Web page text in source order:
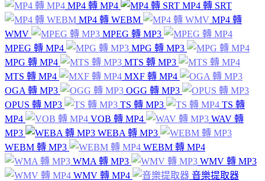
MP4 轉 MP4
MP4 轉 SRT
MP4 轉 WEBM
MP4 轉
WMV
MPEG 轉 MP3
MPEG 轉 MP4
MPG 轉 MP3
MPG 轉 MP4
MTS 轉 MP3
MTS 轉 MP4
MXF 轉 MP4
OGA 轉 MP3
OGG 轉 MP3
OPUS 轉 MP3
TS 轉 MP3
TS 轉
MP4
VOB 轉 MP4
WAV 轉
MP3
WEBA 轉 MP3
WEBM 轉 MP3
WEBM 轉 MP4
WMA 轉 MP3
WMV 轉 MP3
WMV 轉 MP4
音樂提取器